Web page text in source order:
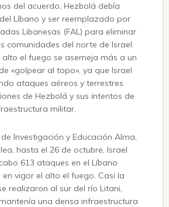
del acuerdo, Hezbolá debía
Líbano y ser reemplazado por
Libanesas (FAL) para eliminar
comunidades del norte de Israel.
alto el fuego se asemeja más a un
«golpear al topo», ya que Israel
ataques aéreos y terrestres
de Hezbolá y sus intentos de
militar.
Investigación y Educación Alma,
hasta el 26 de octubre, Israel
613 ataques en el Líbano
vigor el alto el fuego. Casi la
realizaron al sur del río Litani,
una densa infraestructura